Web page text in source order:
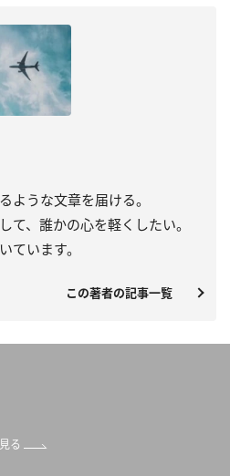
ような文章を届ける。
て、誰かの心を軽くしたい。
ています。
この著者の記事一覧
る